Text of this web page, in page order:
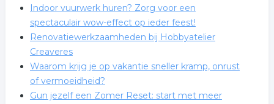
Indoor vuurwerk huren? Zorg voor een
spectaculair wow-effect op ieder feest!
Renovatiewerkzaamheden bij Hobbyatelier
Creaveres
Waarom krijg je op vakantie sneller kramp, onrust
of vermoeidheid?
Gun jezelf een Zomer Reset: start met meer